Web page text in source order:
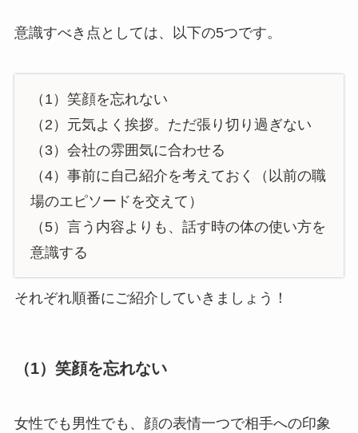
意識すべき点としては、以下の5つです。
（1）笑顔を忘れない
（2）元気よく挨拶。ただ張り切り過ぎない
（3）会社の雰囲気に合わせる
（4）事前に自己紹介を考えておく（以前の職
場のエピソードを交えて）
（5）言う内容よりも、話す時の体の使い方を
意識する
それぞれ順番にご紹介していきましょう！
（1）笑顔を忘れない
女性でも男性でも、顔の表情一つで相手への印象